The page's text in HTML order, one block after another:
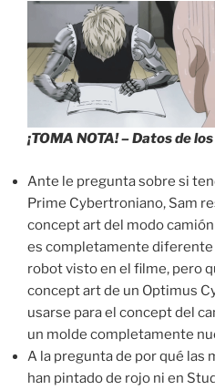
¡TOMA NOTA! – Datos de
Ante le pregunta sobre si
Prime Cybertroniano, Sam
concept art del modo
es completamente diferente
robot visto en el filme, pero
concept art de un Optimus
usarse para el concept del
un molde completamente
A la pregunta de por qué las
han pintado de rojo ni en